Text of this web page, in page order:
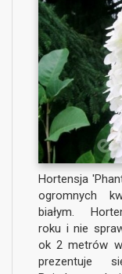
Hortensja
ogromnych
białym.
roku i nie
ok 2 metrów
prezentuje